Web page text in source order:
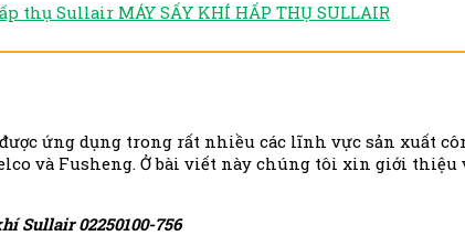
MÁY SẤY KHÍ HẤP THỤ SULLAIR
ứng dụng trong rất nhiều các lĩnh vực sản xuất
và Fusheng. Ở bài viết này chúng tôi xin giới
Sullair 02250100-756